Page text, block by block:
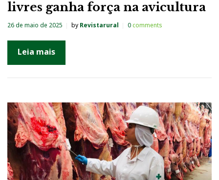
livres ganha força na avicultura
26 de maio de 2025 by Revistarural 0comments
Leia mais